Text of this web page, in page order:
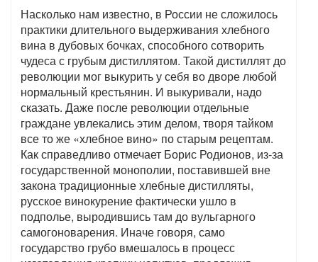
Насколько нам известно, в России не сложилось
практики длительного выдерживания хлебного
вина в дубовых бочках, способного сотворить
чудеса с грубым дистиллятом. Такой дистиллят до
революции мог выкурить у себя во дворе любой
нормальный крестьянин. И выкуривали, надо
сказать. Даже после революции отдельные
граждане увлекались этим делом, творя тайком
все то же «хлебное вино» по старым рецептам.
Как справедливо отмечает Борис Родионов, из-за
государственной монополии, поставившей вне
закона традиционные хлебные дистилляты,
русское винокурение фактически ушло в
подполье, выродившись там до вульгарного
самогоноварения. Иначе говоря, само
государство грубо вмешалось в процесс